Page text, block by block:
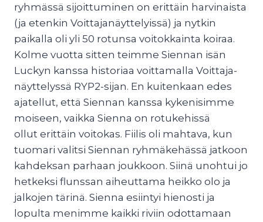
ryhmässä sijoittuminen on erittäin harvinaista
(ja etenkin Voittajanäyttelyissä) ja nytkin
paikalla oli yli 50 rotunsa voitokkainta koiraa.
Kolme vuotta sitten teimme Siennan isän
Luckyn kanssa historiaa voittamalla Voittaja-
näyttelyssä RYP2-sijan. En kuitenkaan edes
ajatellut, että Siennan kanssa kykenisimme
moiseen, vaikka Sienna on rotukehissä
ollut erittäin voitokas. Fiilis oli mahtava, kun
tuomari valitsi Siennan ryhmäkehässä jatkoon
kahdeksan parhaan joukkoon. Siinä unohtui jo
hetkeksi flunssan aiheuttama heikko olo ja
jalkojen tärinä. Sienna esiintyi hienosti ja
lopulta menimme kaikki riviin odottamaan